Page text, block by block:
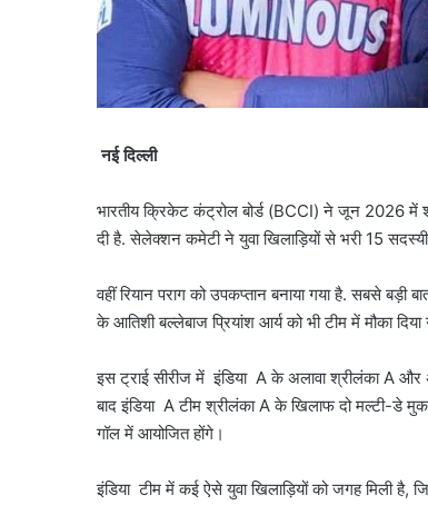
नई दिल्ली
भारतीय क्रिकेट कंट्रोल बोर्ड (BCCI) ने जून 2026 में
दी है. सेलेक्शन कमेटी ने युवा खिलाड़ियों से भरी 15
वहीं रियान पराग को उपकप्तान बनाया गया है. सबसे
के आत‍िशी बल्लेबाज प्र‍ियांश आर्य को भी टीम में मौका दिया
इस ट्राई सीरीज में इंड‍िया A के अलावा श्रीलंका A और
बाद इंड‍िया A टीम श्रीलंका A के खिलाफ दो मल्टी-डे
गॉल में आयोजित होंगे।
इंड‍िया टीम में कई ऐसे युवा खिलाड़ियों को जगह मिली है,